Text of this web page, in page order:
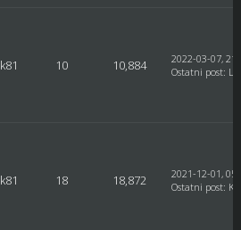
10 10,884
2022-03-07,
Ostatni post:
18 18,872
2021-12-01,
Ostatni post: